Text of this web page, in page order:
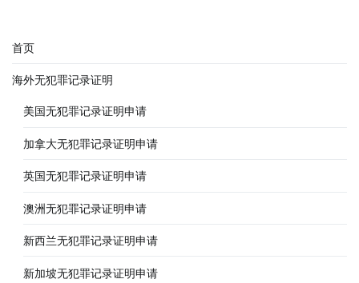
首页
海外无犯罪记录证明
美国无犯罪记录证明申请
加拿大无犯罪记录证明申请
英国无犯罪记录证明申请
澳洲无犯罪记录证明申请
新西兰无犯罪记录证明申请
新加坡无犯罪记录证明申请